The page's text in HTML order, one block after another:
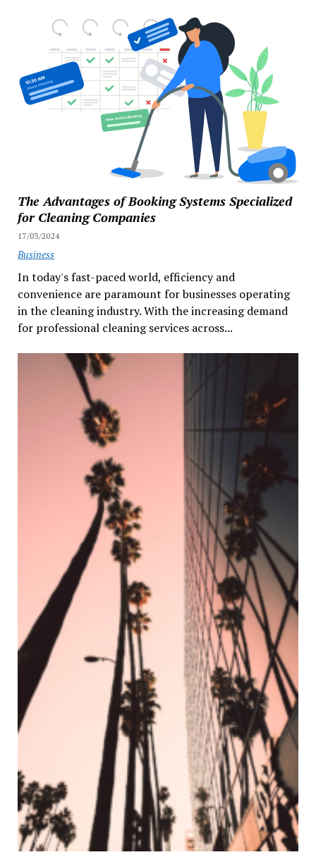
The Advantages of Booking Systems Specialized
for Cleaning Companies
17/03/2024
Business
In today's fast-paced world, efficiency and
convenience are paramount for businesses operating
in the cleaning industry. With the increasing demand
for professional cleaning services across...